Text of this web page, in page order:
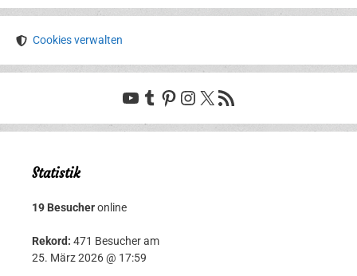
Cookies verwalten
YouTube
Tumblr
Pinterest
Instagram
X RSS-Feed
Statistik
19 Besucheronline
Rekord: 471 Besucher am
25. März 2026 @ 17:59